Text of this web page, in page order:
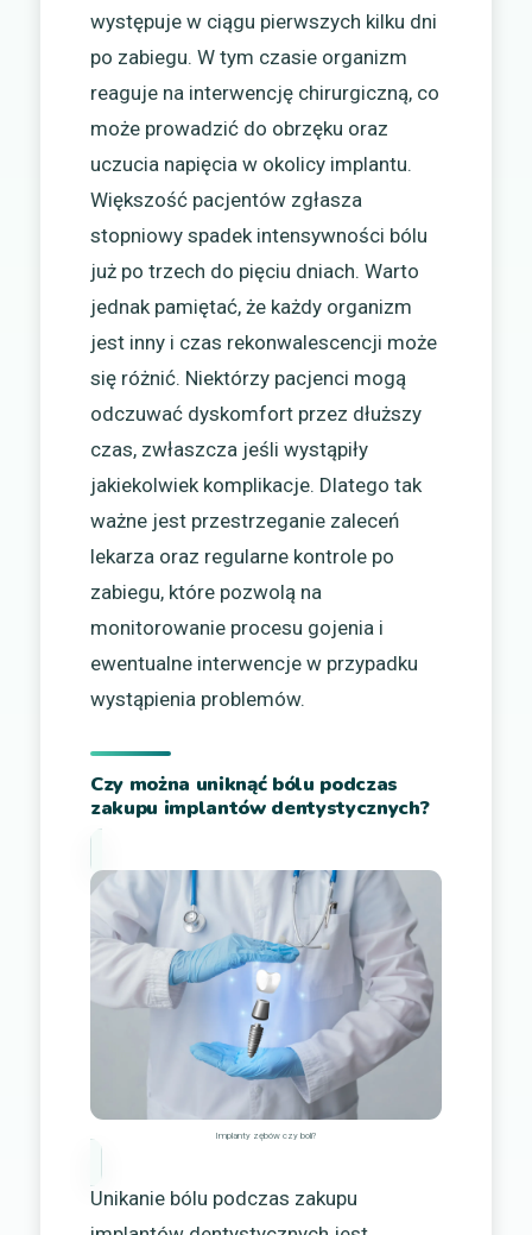
występuje w ciągu pierwszych kilku dni
po zabiegu. W tym czasie organizm
reaguje na interwencję chirurgiczną, co
może prowadzić do obrzęku oraz
uczucia napięcia w okolicy implantu.
Większość pacjentów zgłasza
stopniowy spadek intensywności bólu
już po trzech do pięciu dniach. Warto
jednak pamiętać, że każdy organizm
jest inny i czas rekonwalescencji może
się różnić. Niektórzy pacjenci mogą
odczuwać dyskomfort przez dłuższy
czas, zwłaszcza jeśli wystąpiły
jakiekolwiek komplikacje. Dlatego tak
ważne jest przestrzeganie zaleceń
lekarza oraz regularne kontrole po
zabiegu, które pozwolą na
monitorowanie procesu gojenia i
ewentualne interwencje w przypadku
wystąpienia problemów.
Czy można uniknąć bólu podczas
zakupu implantów dentystycznych?
Implanty zębów czy boli?
Unikanie bólu podczas zakupu